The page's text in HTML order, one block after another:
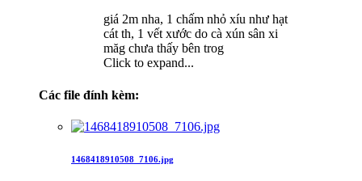
giá 2m nha, 1 chấm nhỏ xíu như hạt
cát th, 1 vết xước do cà xún sân xi
măg chưa thấy bên trog
Click to expand...
Các file đính kèm:
1468418910508_7106.jpg